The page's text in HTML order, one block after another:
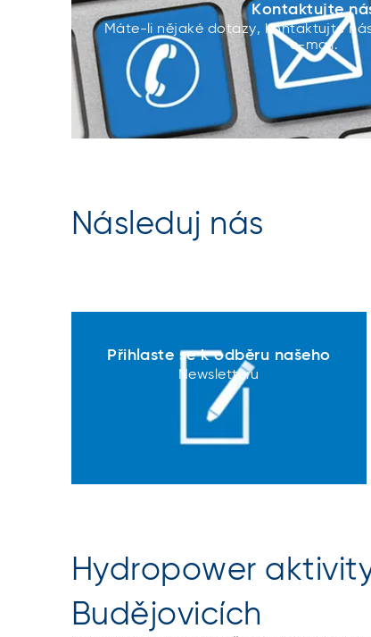
Kontaktujte
Máte-li nějaké dotazy, kontaktujte
e-mail.
Následuj nás
Přihlaste se k odběru našeho
Newsletteru
Hydropower
Budějovicích